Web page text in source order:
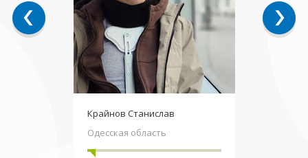
Крайнов Станислав
Одесская область